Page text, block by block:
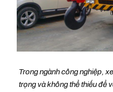
Trong ngành công nghiệp,
trọng và không thể thiếu để